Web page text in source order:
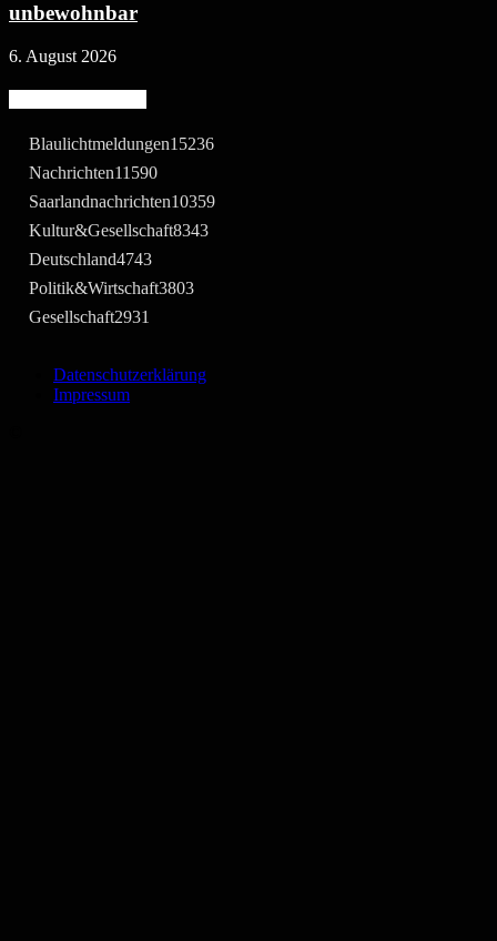
unbewohnbar
6. August 2026
Blaulichtmeldungen15236
Nachrichten11590
Saarlandnachrichten10359
Kultur&Gesellschaft8343
Deutschland4743
Politik&Wirtschaft3803
Gesellschaft2931
Datenschutzerklärung
Impressum